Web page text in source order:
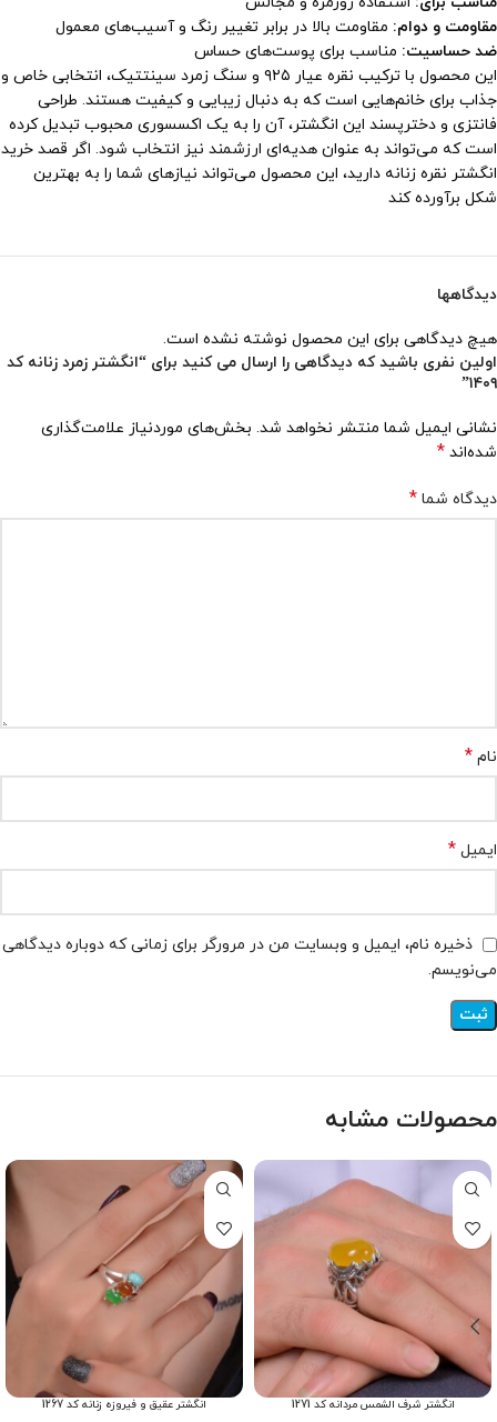
مقاومت و دوام: مقاومت بالا در برابر تغییر رنگ و آسیب‌های معمول
ضد حساسیت: مناسب برای پوست‌های حساس
این محصول با ترکیب نقره عیار ۹۲۵ و سنگ زمرد سینتتیک، انتخابی خاص و
جذاب برای خانم‌هایی است که به دنبال زیبایی و کیفیت هستند. طراحی
فانتزی و دخترپسند این انگشتر، آن را به یک اکسسوری محبوب تبدیل کرده
است که می‌تواند به عنوان هدیه‌ای ارزشمند نیز انتخاب شود. اگر قصد خرید
انگشتر نقره زنانه دارید، این محصول می‌تواند نیازهای شما را به بهترین
شکل برآورده کند
دیدگاهها
هیچ دیدگاهی برای این محصول نوشته نشده است.
اولین نفری باشید که دیدگاهی را ارسال می کنید برای “انگشتر زمرد زنانه کد
۱۴۰۹”
نشانی ایمیل شما منتشر نخواهد شد. بخش‌های موردنیاز علامت‌گذاری
شده‌اند *
دیدگاه شما *
نام *
ایمیل *
ذخیره نام، ایمیل و وبسایت من در مرورگر برای زمانی که دوباره دیدگاهی
می‌نویسم.
محصولات مشابه
انگشتر شرف الشمس مردانه کد 1271 انگشتر عقیق و فیروزه زنانه کد 1267